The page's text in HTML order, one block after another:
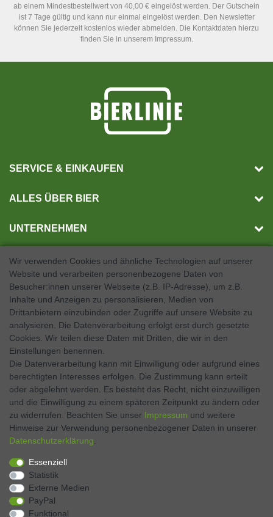
ab einem Mindestbestellwert von 40,00 € eingelöst werden. Der Gutschein
ist 7 Tage gültig und kann nur einmal eingelöst werden. Den Newsletter
können Sie jederzeit kostenlos wieder abmelden. Die Kontaktdaten hierzu
finden Sie in unserem Impressum.
SERVICE & EINKAUFEN
ALLES ÜBER BIER
UNTERNEHMEN
SOCIAL MEDIA
Twitter
Instagram
VERTRAG WIDERRUFEN Kontakt
Zahlen Sie bequem per
Wir verwenden Cookies und ähnliche Technologien auf unserer
Website und verarbeiten personenbezogene Daten von
Besucher:innen unserer Webseite (z.B. IP-Adresse), um z.B.
Inhalte und Anzeigen zu personalisieren, Medien von
Drittanbietern einzubinden oder Zugriffe auf unsere Website zu
analysieren. Die Datenverarbeitung erfolgt erst durch gesetzte
Cookies. Wir teilen diese Daten mit Dritten, die wir in den
Einstellungen benennen.
Die Datenverarbeitung kann mit Einwilligung oder aufgrund eines
berechtigten Interesses erfolgen. Die Zustimmung kann erteilt
oder abgelehnt werden. Es besteht das Recht, nicht einzuwilligen
und die Einwilligung zu einem späteren Zeitpunkt zu ändern oder
zu widerrufen. Beachten Sie unser Impressum und weitere
Hinweise zur Verwendung personenbezogener Daten in unserer
Daten­schutz­erklärung
Essenziell
Statistik
Externe Medien
PayPal
Funktional